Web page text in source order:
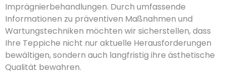
Imprägnierbehandlungen. Durch umfassende
Informationen zu präventiven Maßnahmen und
Wartungstechniken möchten wir sicherstellen, dass
Ihre Teppiche nicht nur aktuelle Herausforderungen
bewältigen, sondern auch langfristig ihre ästhetische
Qualität bewahren.